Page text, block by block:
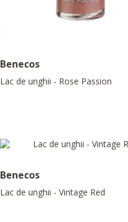
Benecos
Lac de unghii - Rose Passion
Benecos
Lac de unghii - Vintage Red